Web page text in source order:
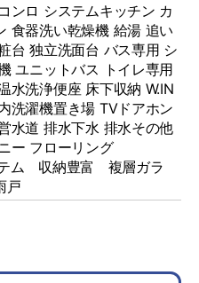
ンロ システムキッチン カ
食器洗い乾燥機 給湯 追い
台 独立洗面台 バス専用 シ
ユニットバス トイレ専用
水洗浄便座 床下収納 W.IN
洗濯機置き場 TVドアホン
水道 排水下水 排水その他
ー フローリング
ム 収納豊富 複層ガラ
戸